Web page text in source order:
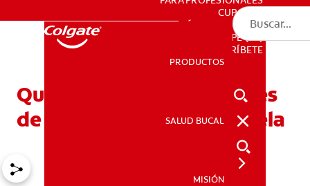
PRODUCTOS
CUPONES
DÓNDE COMPRAR
PE (ES)
SUSCRÍBETE
PRODUCTOS
SALUD BUCAL
MISIÓN
Qué puedo comer después
de una extracción de muela